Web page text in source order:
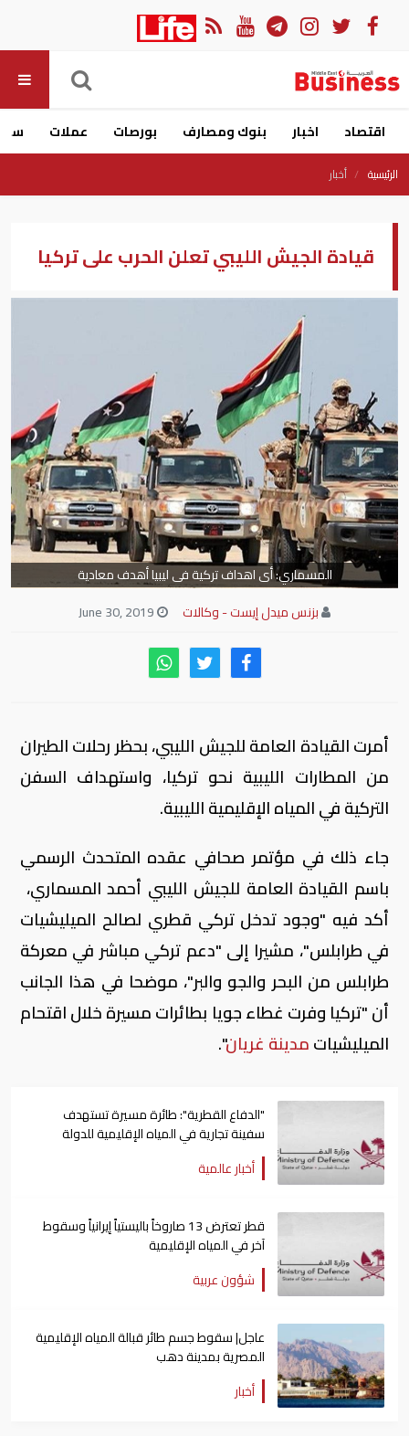
اقتصاد اخبار بنوك ومصارف بورصات عملات
الرئيسية أخبار
قيادة الجيش الليبي تعلن الحرب على تركيا
المسماري: أى اهداف تركية فى ليبيا أهدف معادية
بزنس ميدل إيست - وكالات
أمرت القيادة العامة للجيش الليبي، بحظر رحلات الطيران
من المطارات الليبية نحو تركيا، واستهداف السفن
التركية في المياه الإقليمية الليبية.
جاء ذلك في مؤتمر صحافي عقده المتحدث الرسمي
باسم القيادة العامة للجيش الليبي أحمد المسماري،
أكد فيه "وجود تدخل تركي قطري لصالح الميليشيات
في طرابلس"، مشيرا إلى "دعم تركي مباشر في معركة
طرابلس من البحر والجو والبر"، موضحا في هذا الجانب
أن "تركيا وفرت غطاء جويا بطائرات مسيرة خلال اقتحام
الميليشياتمدينة غريان".
"الدفاع القطرية": طائرة مسيرة تستهدف
سفينة تجارية في المياه الإقليمية للدولة
أخبار عالمية
قطر تعترض 13 صاروخاً باليستياً إيرانياً وسقوط
آخر في المياه الإقليمية
شؤون عربية
عاجل| سقوط جسم طائر قبالة المياه الإقليمية
المصرية بمدينة دهب
أخبار